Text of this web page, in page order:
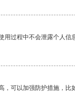
用过程中不会泄露个人信
可以加强防护措施，比